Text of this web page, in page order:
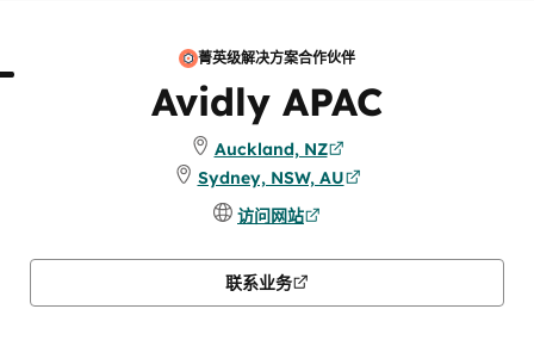
菁英级解决方案合作伙伴
Avidly APAC
Auckland, NZ
Sydney, NSW, AU
访问网站
联系业务